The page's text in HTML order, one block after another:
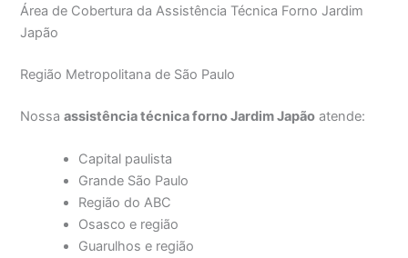
Área de Cobertura da Assistência Técnica Forno Jardim
Japão
Região Metropolitana de São Paulo
Nossaassistência técnica forno Jardim Japão atende:
Capital paulista
Grande São Paulo
Região do ABC
Osasco e região
Guarulhos e região